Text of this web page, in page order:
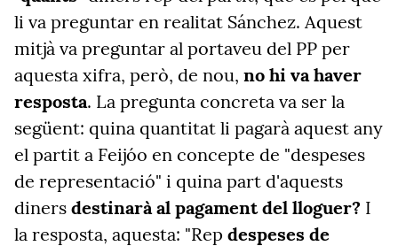
li va preguntar en realitat Sánchez. Aquest
mitjà va preguntar al portaveu del PP per
aquesta xifra, però, de nou, no hi va haver
resposta. La pregunta concreta va ser la
següent: quina quantitat li pagarà aquest any
el partit a Feijóo en concepte de "despeses
de representació" i quina part d'aquests
diners destinarà al pagament del lloguer? I
la resposta, aquesta: "Rep despeses de